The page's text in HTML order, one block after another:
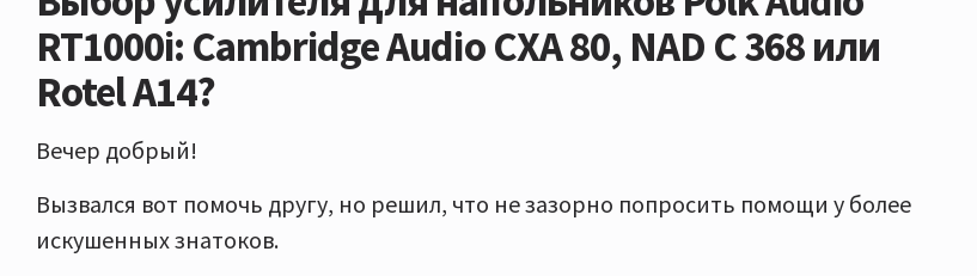
RT1000i: Cambridge Audio CXA 80​, NAD C 368 или
Rotel A14​?
Вечер добрый!
Вызвался вот помочь другу, но решил, что не зазорно попросить помощи у более
искушенных знатоков.